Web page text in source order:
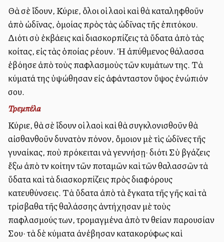
Θὰ σὲ ἴδουν, Κύριε, ὅλοι οἱ λαοὶ καὶ θὰ καταληφθοῦν
ἀπὸ ὠδῖνας, ὁμοίας πρὸς τὰς ὠδῖνας τῆς ἐπιτόκου.
Διότι σὺ ἐκβάλλεις καὶ διασκορπίζεις τὰ ὕδατα ἀπὸ τὰς
κοίτας, εἰς τὰς ὁποίας ρέουν. Ἡ ἀπύθμενος θάλασσα
ἐβόησε ἀπὸ τοὺς παφλασμοὺς τῶν κυμάτων της. Τὰ
κύματά της ὑψώθησαν εἰς ἀφάνταστον ὕψος ἐνώπιόν
σου.
Τρεμπέλα
Κύριε, θὰ σὲ ἴδουν οἱ λαοὶ καὶ θὰ συγκλονισθοῦν θὰ
αἰσθανθοῦν δυνατὸν πόνον, ὅμοιον μὲ τὶς ὠδῖνες τῆς
γυναίκας, ποὺ πρόκειται νὰ γεννήσῃ· διότι Σὺ βγάζεις
ἔξω ἀπὸ τὴν κοίτην τῶν ποταμῶν καὶ τῶν θαλασσῶν τὰ
ὕδατα καὶ τὰ διασκορπίζεις πρὸς διαφόρους
κατευθύνσεις. Τὰ ὕδατα ἀπὸ τὰ ἔγκατα τῆς γῆς καὶ τὰ
τρίσβαθα τῆς θαλάσσης ἀντήχησαν μὲ τοὺς
παφλασμούς των, τρομαγμένα ἀπὸ τὴν θείαν παρουσίαν
Σου· τὰ δὲ κύματα ἀνέβησαν κατακορύφως καὶ